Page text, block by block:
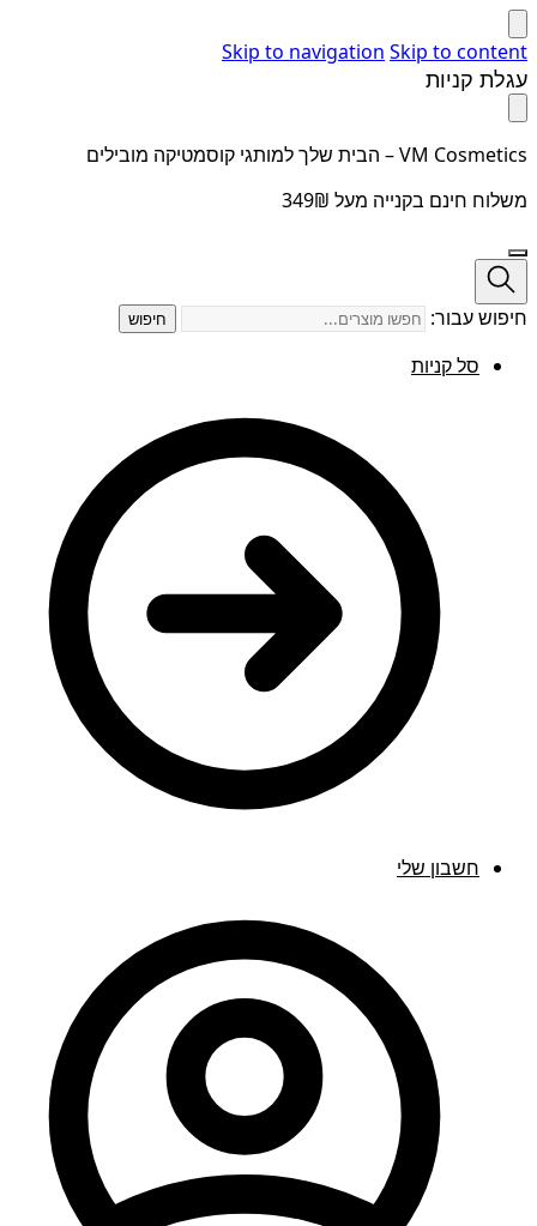
Skip to navigation Skip to content
עגלת קניות
VM Cosmetics – הבית שלך למותגי קוסמטיקה מובילים
משלוח חינם בקנייה מעל 349₪
חיפוש עבור: חיפוש
סל קניות
חשבון שלי